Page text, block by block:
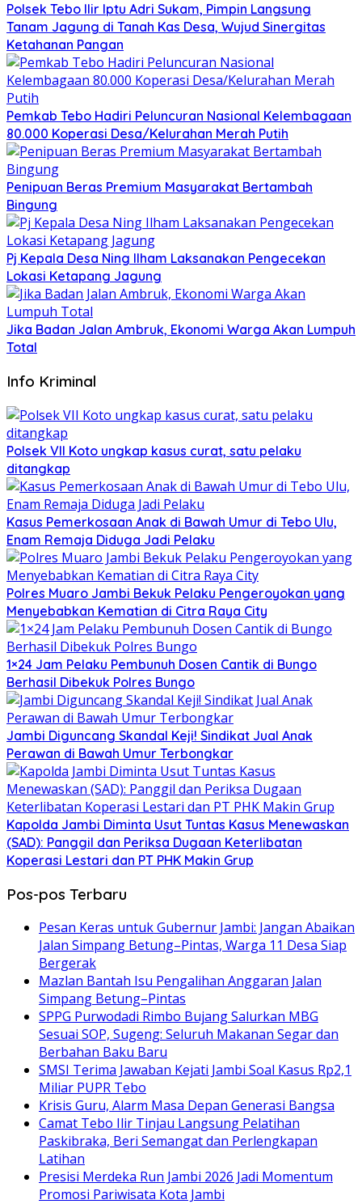
Polsek Tebo Ilir Iptu Adri Sukam, Pimpin Langsung
Tanam Jagung di Tanah Kas Desa, Wujud Sinergitas
Ketahanan Pangan
Pemkab Tebo Hadiri Peluncuran Nasional Kelembagaan
80.000 Koperasi Desa/Kelurahan Merah Putih
Penipuan Beras Premium Masyarakat Bertambah
Bingung
Pj Kepala Desa Ning Ilham Laksanakan Pengecekan
Lokasi Ketapang Jagung
Jika Badan Jalan Ambruk, Ekonomi Warga Akan Lumpuh
Total
Info Kriminal
Polsek VII Koto ungkap kasus curat, satu pelaku
ditangkap
Kasus Pemerkosaan Anak di Bawah Umur di Tebo Ulu,
Enam Remaja Diduga Jadi Pelaku
Polres Muaro Jambi Bekuk Pelaku Pengeroyokan yang
Menyebabkan Kematian di Citra Raya City
1×24 Jam Pelaku Pembunuh Dosen Cantik di Bungo
Berhasil Dibekuk Polres Bungo
Jambi Diguncang Skandal Keji! Sindikat Jual Anak
Perawan di Bawah Umur Terbongkar
Kapolda Jambi Diminta Usut Tuntas Kasus Menewaskan
(SAD): Panggil dan Periksa Dugaan Keterlibatan
Koperasi Lestari dan PT PHK Makin Grup
Pos-pos Terbaru
Pesan Keras untuk Gubernur Jambi: Jangan Abaikan
Jalan Simpang Betung–Pintas, Warga 11 Desa Siap
Bergerak
Mazlan Bantah Isu Pengalihan Anggaran Jalan
Simpang Betung–Pintas
SPPG Purwodadi Rimbo Bujang Salurkan MBG
Sesuai SOP, Sugeng: Seluruh Makanan Segar dan
Berbahan Baku Baru
SMSI Terima Jawaban Kejati Jambi Soal Kasus Rp2,1
Miliar PUPR Tebo
Krisis Guru, Alarm Masa Depan Generasi Bangsa
Camat Tebo Ilir Tinjau Langsung Pelatihan
Paskibraka, Beri Semangat dan Perlengkapan
Latihan
Presisi Merdeka Run Jambi 2026 Jadi Momentum
Promosi Pariwisata Kota Jambi